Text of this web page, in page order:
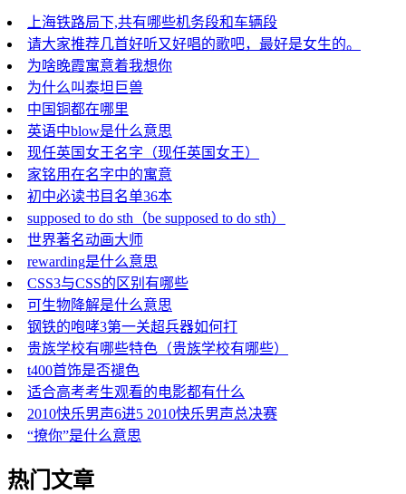
上海铁路局下,共有哪些机务段和车辆段
请大家推荐几首好听又好唱的歌吧，最好是女生的。
为啥晚霞寓意着我想你
为什么叫泰坦巨兽
中国铜都在哪里
英语中blow是什么意思
现任英国女王名字（现任英国女王）
家铭用在名字中的寓意
初中必读书目名单36本
supposed to do sth（be supposed to do sth）
世界著名动画大师
rewarding是什么意思
CSS3与CSS的区别有哪些
可生物降解是什么意思
钢铁的咆哮3第一关超兵器如何打
贵族学校有哪些特色（贵族学校有哪些）
t400首饰是否褪色
适合高考考生观看的电影都有什么
2010快乐男声6进5 2010快乐男声总决赛
“撩你”是什么意思
热门文章